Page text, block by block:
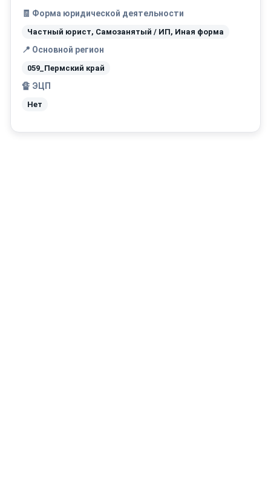
🧾 Форма юридической деятельности
Частный юрист, Самозанятый / ИП, Иная форма
📍 Основной регион
059_Пермский край
🔏 ЭЦП
Нет